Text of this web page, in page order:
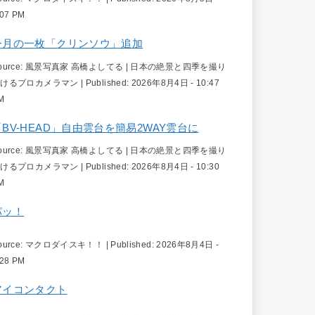
PM
月の一枚「クリンソウ」追加
風景写真家 高橋よしてる | 日本の絶景と四季を撮り
るプロカメラマン | Published: 2026年8月4日 - 10:47
BV-HEAD」自由雲台を簡易2WAY雲台に
風景写真家 高橋よしてる | 日本の絶景と四季を撮り
るプロカメラマン
Published: 2026年8月4日 - 10:30
！
マクロダイスキ！！ Published:2026年8月4日 -
PM
イコンタクト